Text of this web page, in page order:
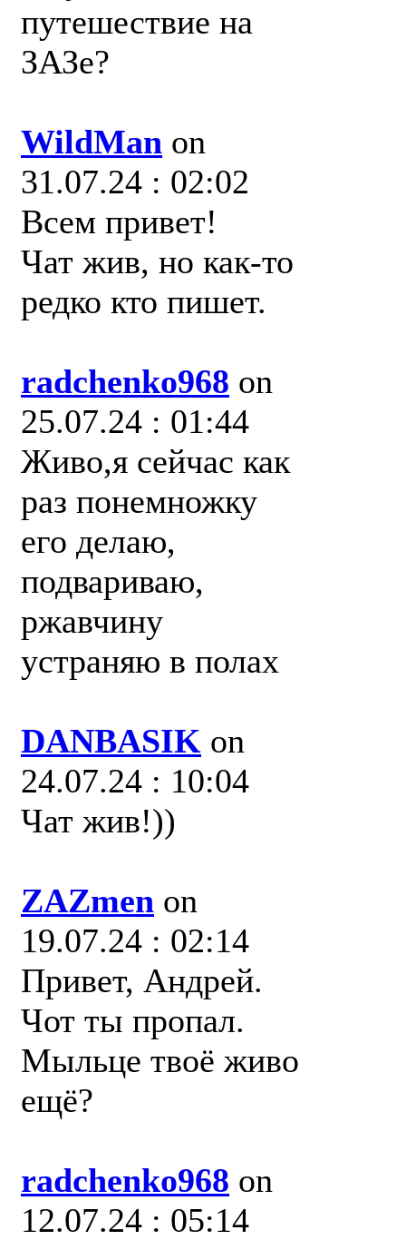
путешествие на
ЗАЗе?
WildMan on
31.07.24 : 02:02
Всем привет!
Чат жив, но как-то
редко кто пишет.
radchenko968 on
25.07.24 : 01:44
Живо,я сейчас как
раз понемножку
его делаю,
подвариваю,
ржавчину
устраняю в полах
DANBASIK on
24.07.24 : 10:04
Чат жив!))
ZAZmen on
19.07.24 : 02:14
Привет, Андрей.
Чот ты пропал.
Мыльце твоё живо
ещё?
radchenko968 on
12.07.24 : 05:14